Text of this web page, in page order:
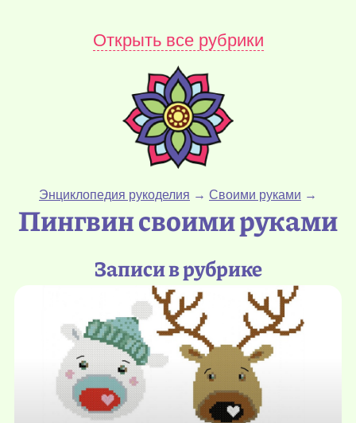
Открыть все рубрики
Энциклопедия рукоделия → Своими руками →
Пингвин своими руками
Записи в рубрике